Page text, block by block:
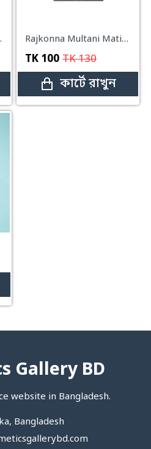
– 140g Rajkonna Multani Mati-80g
TK 100 TK130
কার্টে রাখুন
Gallery BD
website in Bangladesh.
Bangladesh